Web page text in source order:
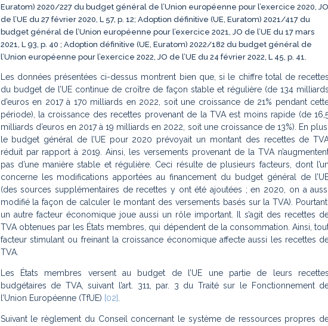
Euratom) 2020/227 du budget général de l’Union européenne pour l’exercice 2020, JO
de l’UE du 27 février 2020, L 57, p. 12; Adoption définitive (UE, Euratom) 2021/417 du
budget général de l’Union européenne pour l’exercice 2021, JO de l’UE du 17 mars
2021, L 93, p. 40 ; Adoption définitive (UE, Euratom) 2022/182 du budget général de
l’Union européenne pour l’exercice 2022, JO de l’UE du 24 février 2022, L 45, p. 41.
Les données présentées ci-dessus montrent bien que, si le chiffre total de recettes
du budget de l’UE continue de croître de façon stable et régulière (de 134 milliards
d’euros en 2017 à 170 milliards en 2022, soit une croissance de 21% pendant
période), la croissance des recettes provenant de la TVA est moins rapide (de
milliards d’euros en 2017 à 19 milliards en 2022, soit une croissance de 13%). En plus,
le budget général de l’UE pour 2020 prévoyait un montant des recettes de
réduit par rapport à 2019. Ainsi, les versements provenant de la TVA
pas d’une manière stable et régulière. Ceci résulte de plusieurs facteurs, dont l’un
concerne les modifications apportées au financement du budget général de
(des sources supplémentaires de recettes y ont été ajoutées ; en 2020, on a aussi
modifié la façon de calculer le montant des versements basés sur la TVA). Pourtant,
un autre facteur économique joue aussi un rôle important. Il s’agit des recettes
TVA obtenues par les États membres, qui dépendent de la consommation. Ainsi,
facteur stimulant ou freinant la croissance économique affecte aussi les recettes
TVA.
Les États membres versent au budget de l’UE une partie de leurs recettes
budgétaires de TVA, suivant l’art. 311, par. 3 du Traité sur le Fonctionnement
l’Union Européenne (TfUE) [02].
Suivant le règlement du Conseil concernant le système de ressources propres